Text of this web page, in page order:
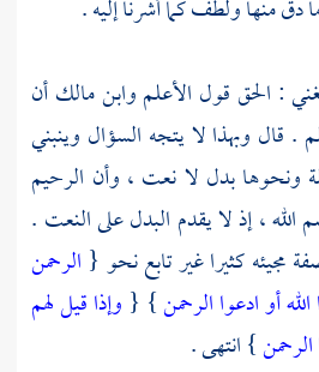
دق منها ولطف كما أشرنا إليه .
: الحق قول الأعلموابن مالكأن
قال وبهذا لا يتجه السؤال وينبني
ونحوها بدل لا نعت ، وأن الرحيم
، إذ لا يقدم البدل على النعت .
مجيئه كثيرا غير تابع نحو { الرحمن
أو ادعوا الرحمن} { وإذا قيل لهم
} انتهى .